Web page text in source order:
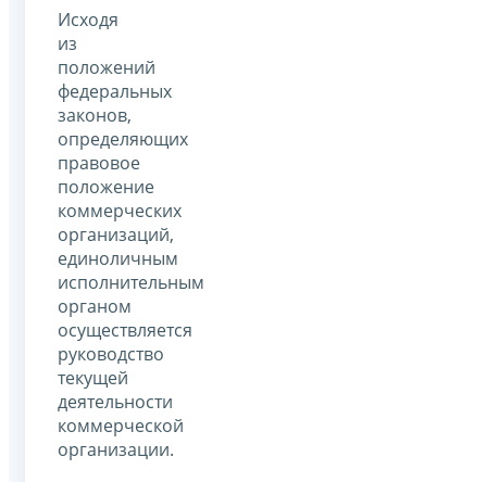
Исходя
из
положений
федеральных
законов,
определяющих
правовое
положение
коммерческих
организаций,
единоличным
исполнительным
органом
осуществляется
руководство
текущей
деятельности
коммерческой
организации.